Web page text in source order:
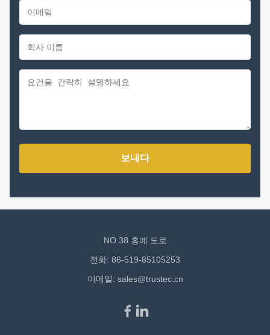
보내다
NO.38 홍예 도로
전화: 86-519-85105253
이메일: sales@trustec.cn